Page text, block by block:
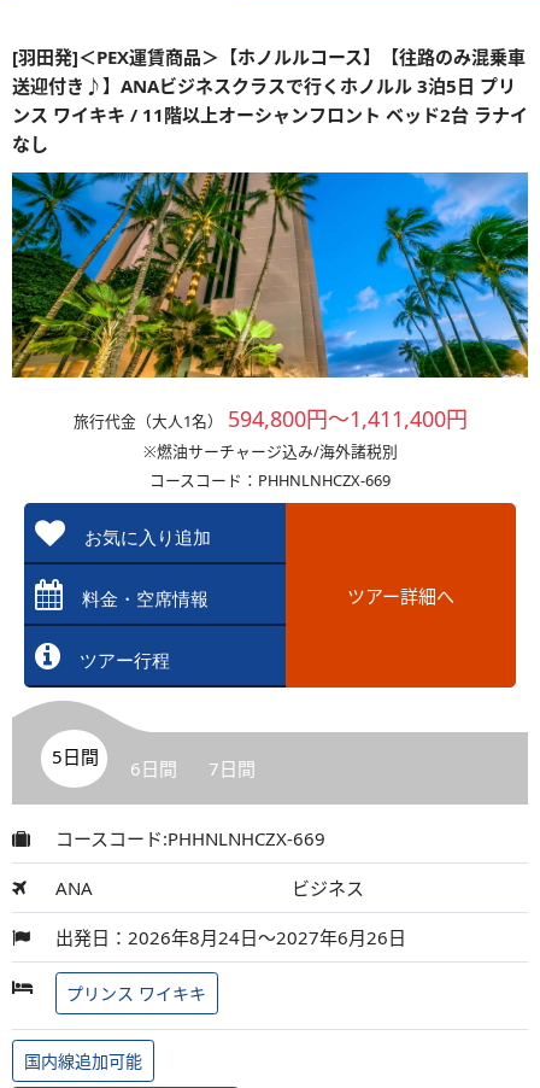
[羽田発]＜PEX運賃商品＞【ホノルルコース】【往路のみ混乗車
送迎付き♪】ANAビジネスクラスで行くホノルル 3泊5日 プリ
ンス ワイキキ / 11階以上オーシャンフロント ベッド2台 ラナイ
なし
旅行代金（大人1名） 594,800円～1,411,400円
※燃油サーチャージ込み/海外諸税別
コースコード：PHHNLNHCZX-669
お気に入り追加
料金・空席情報
ツアー行程
ツアー詳細へ
5日間 6日間 7日間
コースコード:PHHNLNHCZX-669
ANA ビジネス
出発日：2026年8月24日～2027年6月26日
プリンス ワイキキ
国内線追加可能